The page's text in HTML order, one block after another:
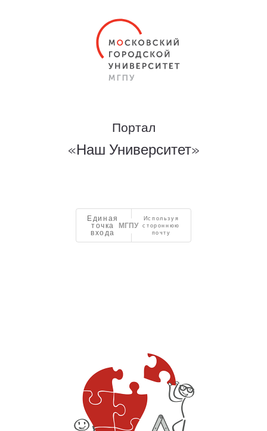
Портал
«Наш Университет»
Единая
точка
входа
Используя
стороннюю
почту